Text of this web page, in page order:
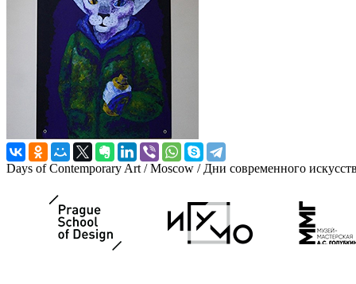
Days of Contemporary Art / Moscow / Дни современного